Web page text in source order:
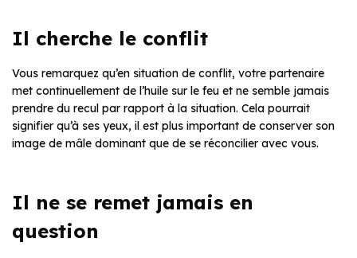
Il cherche le conflit
Vous remarquez qu’en situation de conflit, votre partenaire
met continuellement de l’huile sur le feu et ne semble jamais
prendre du recul par rapport à la situation. Cela pourrait
signifier qu’à ses yeux, il est plus important de conserver son
image de mâle dominant que de se réconcilier avec vous.
Il ne se remet jamais en
question